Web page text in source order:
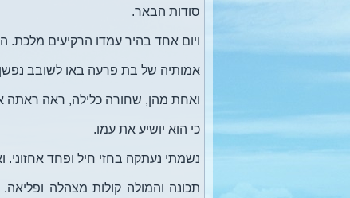
סודות הבאר.
ויום אחד בהיר עמדו הרקיעים מלכת.
אמותיה של בת פרעה באו לשובב נפשן
ואחת מהן, שחורה כלילה, ראה ראתה
כי הוא יושיע את עמו.
נשמתי נעתקה בחזי חיל ופחד אחזוני.
תכונה והמולה קולות מצהלה